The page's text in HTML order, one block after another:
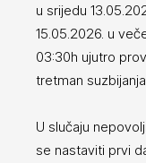
u srijedu
15.05.2026. u
03:30h ujutro
tretman
U slučaju
se nastaviti prvi